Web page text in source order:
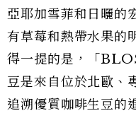
亞耶加雪菲和日曬的
有草莓和熱帶水果的
得一提的是，「
豆是來自位於北歐、
追溯優質咖啡生豆